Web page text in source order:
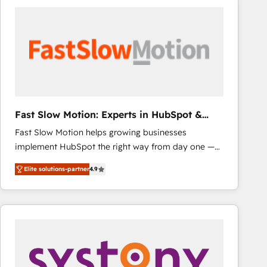
One company, one operating model, delivering
across offices and consulting teams in the UK, USA,
international offices and 175+ employees.
Fast Slow Motion: Experts in HubSpot &
Salesforce
Fast Slow Motion helps growing businesses
implement HubSpot the right way from day one —
with the flexibility to scale as complexity increases.
Highly certified in both HubSpot and Salesforce, we
bring deep experience in CRM implementation,
integrations, and data migration across modern
combines strong technical execution with real
business perspective. Many of our consultants have
Elite solutions-partner4.9